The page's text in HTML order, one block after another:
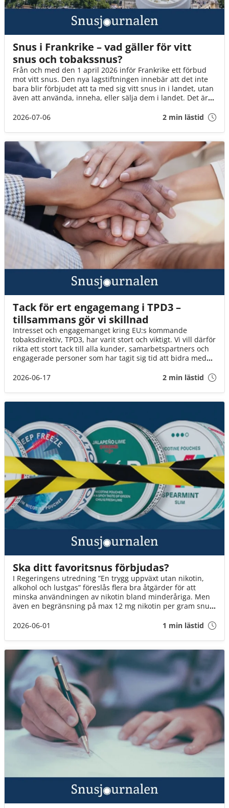
Snus i Frankrike – vad gäller för vitt
snus och tobakssnus?
Från och med den 1 april 2026 inför Frankrike ett förbud
mot vitt snus. Den nya lagstiftningen innebär att det inte
bara blir förbjudet att ta med sig vitt snus in i landet, utan
även att använda, inneha, eller sälja dem i landet. Det är
(för eget bruk och i rimlig mängd).
2026-07-06 2 min lästid
Tack för ert engagemang i TPD3 –
tillsammans gör vi skillnad
Intresset och engagemanget kring EU:s kommande
tobaksdirektiv, TPD3, har varit stort och viktigt. Vi vill därför
rikta ett stort tack till alla kunder, samarbetspartners och
engagerade personer som har tagit sig tid att bidra med
2026-06-17
2 min lästid
Ska ditt favoritsnus förbjudas?
I Regeringens utredning ”En trygg uppväxt utan nikotin,
alkohol och lustgas” föreslås flera bra åtgärder för att
minska användningen av nikotin bland minderåriga. Men
även en begränsning på max 12 mg nikotin per gram snus
mycket hårt slag mot Sveriges snusare. Om inte
kommer 3 av 4 av oss att drabbas.
2026-06-01 1 min lästid